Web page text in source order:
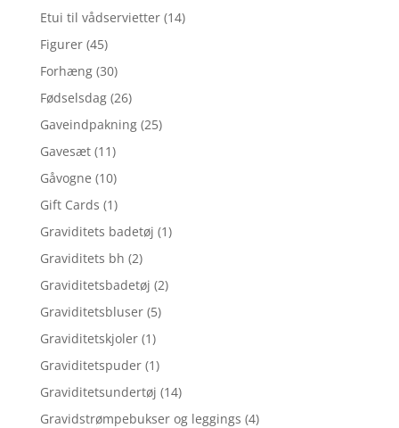
Etui til vådservietter (14)
Figurer (45)
Forhæng (30)
Fødselsdag (26)
Gaveindpakning (25)
Gavesæt (11)
Gåvogne (10)
Gift Cards (1)
Graviditets badetøj (1)
Graviditets bh (2)
Graviditetsbadetøj (2)
Graviditetsbluser (5)
Graviditetskjoler (1)
Graviditetspuder (1)
Graviditetsundertøj (14)
Gravidstrømpebukser og leggings (4)